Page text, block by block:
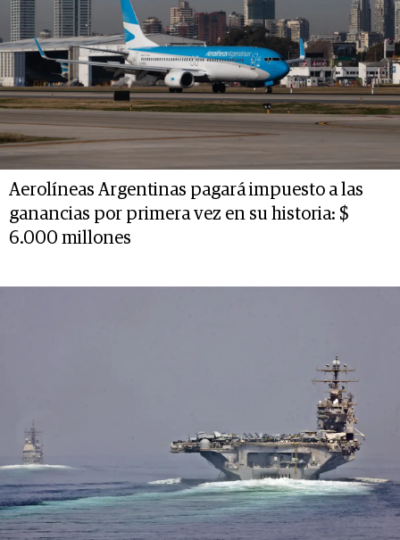
Aerolíneas Argentinas pagará impuesto a las
ganancias por primera vez en su historia: $
6.000 millones